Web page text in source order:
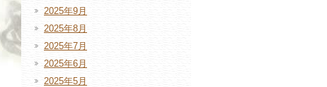
2025年9月
2025年8月
2025年7月
2025年6月
2025年5月